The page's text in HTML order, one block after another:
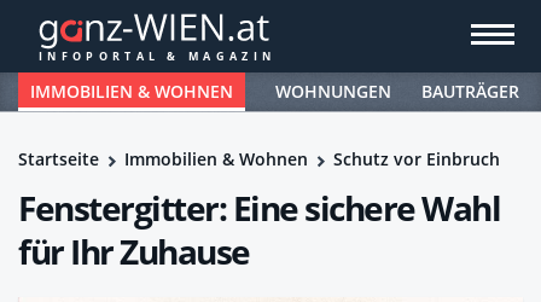
IMMOBILIEN & WOHNEN WOHNUNGEN BAUTRÄGER
Startseite Immobilien & Wohnen Schutz vor Einbruch
Fenstergitter: Eine sichere Wahl
für Ihr Zuhause